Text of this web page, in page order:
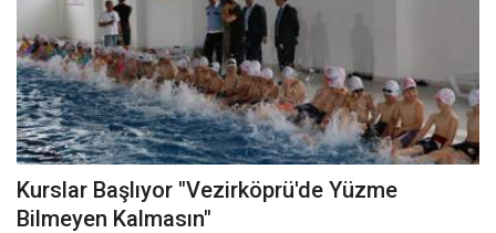
Kurslar Başlıyor "Vezirköprü'de Yüzme
Bilmeyen Kalmasın"